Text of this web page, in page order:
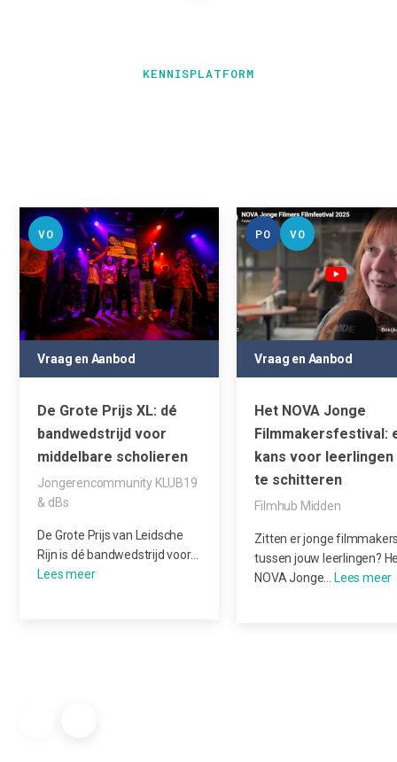
KENNISPLATFORM
VO
Vraag en Aanbod
De Grote Prijs XL: dé
bandwedstrijd voor
middelbare scholieren
Jongerencommunity KLUB19
& dBs
De Grote Prijs van Leidsche
Rijn is dé bandwedstrijd voor…
PO VO
Vraag en Aanbod
Het NOVA Jonge
Filmmakersfestival:
kans voor leerlingen
te schitteren
Filmhub Midden
Zitten er jonge
tussen jouw leerlingen?
NOVA Jonge…